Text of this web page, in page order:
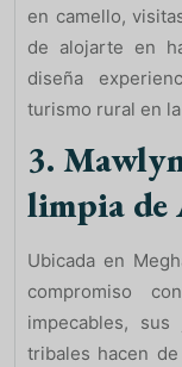
en camello,
de alojarte en
diseña
turismo rural en
3.
limpia de
Ubicada en
compromiso
impecables,
tribales hacen